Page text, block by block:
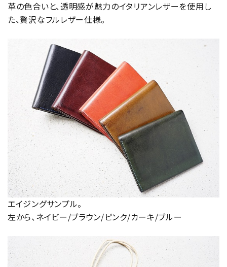
革の色合いと、透明感が魅力のイタリアンレザーを使用し
た、贅沢なフルレザー仕様。
エイジングサンプル。
左から、ネイビー/ブラウン/ピンク/カーキ/ブルー